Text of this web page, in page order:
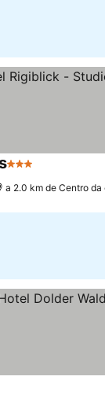
3 Estrelas
a 2.0 km de Centro da